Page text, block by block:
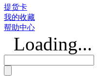
提货卡
我的收藏
帮助中心
Loading...